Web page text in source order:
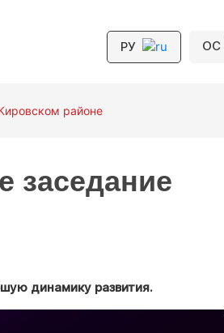
РУ ОС
районе
заседание
динамику развития.